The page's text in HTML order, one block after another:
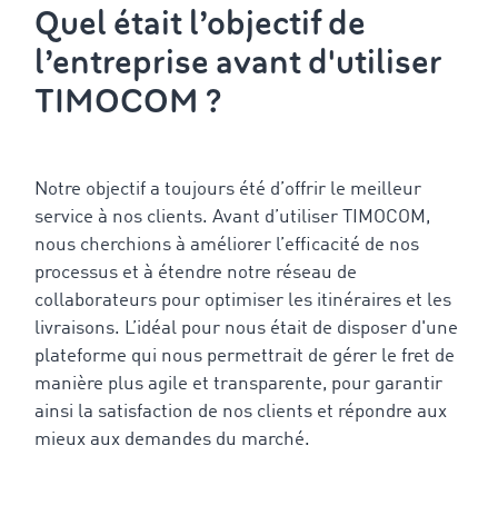
Quel était l’objectif de
l’entreprise avant d'utiliser
TIMOCOM ?
Notre objectif a toujours été d’offrir le meilleur
service à nos clients. Avant d’utiliser TIMOCOM,
nous cherchions à améliorer l’efficacité de nos
processus et à étendre notre réseau de
collaborateurs pour optimiser les itinéraires et les
livraisons. L’idéal pour nous était de disposer d'une
plateforme qui nous permettrait de gérer le fret de
manière plus agile et transparente, pour garantir
ainsi la satisfaction de nos clients et répondre aux
mieux aux demandes du marché.